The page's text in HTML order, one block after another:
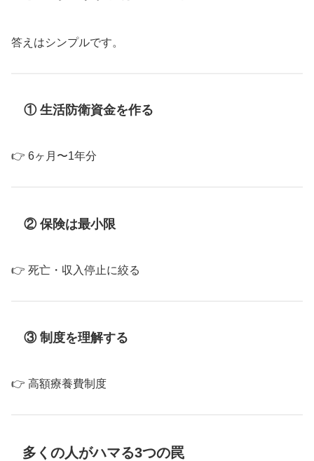
答えはシンプルです。
① 生活防衛資金を作る
👉 6ヶ月〜1年分
② 保険は最小限
👉 死亡・収入停止に絞る
③ 制度を理解する
👉 高額療養費制度
多くの人がハマる3つの罠